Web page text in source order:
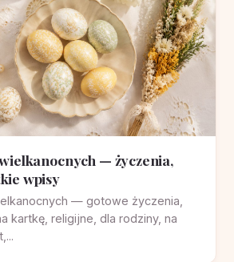
— życzenia,
wpisy
— gotowe życzenia,
kartkę, religijne, dla rodziny, na